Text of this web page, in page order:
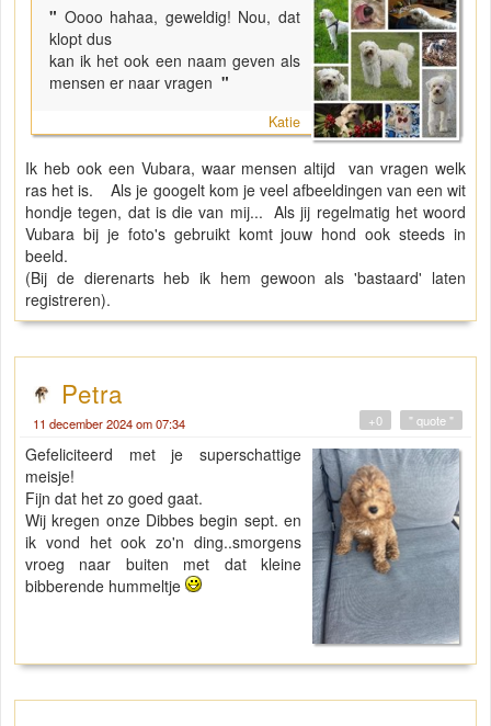
" Oooo hahaa, geweldig! Nou, dat
klopt dus
kan ik het ook een naam geven als
mensen er naar vragen "
Katie
Ik heb ook een Vubara, waar mensen altijd van vragen welk
ras het is. Als je googelt kom je veel afbeeldingen van een wit
hondje tegen, dat is die van mij... Als jij regelmatig het woord
Vubara bij je foto's gebruikt komt jouw hond ook steeds in
beeld.
(Bij de dierenarts heb ik hem gewoon als 'bastaard' laten
registreren).
Petra
11 december 2024 om 07:34 " quote "
+0
Gefeliciteerd met je superschattige
meisje!
Fijn dat het zo goed gaat.
Wij kregen onze Dibbes begin sept. en
ik vond het ook zo'n ding..smorgens
vroeg naar buiten met dat kleine
bibberende hummeltje